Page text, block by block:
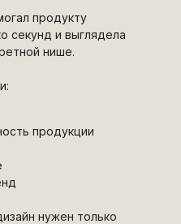
продукту
секунд и выглядела
нише.
продукции
нужен только